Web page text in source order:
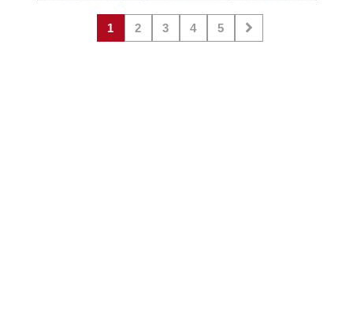
1 2 3 4 5